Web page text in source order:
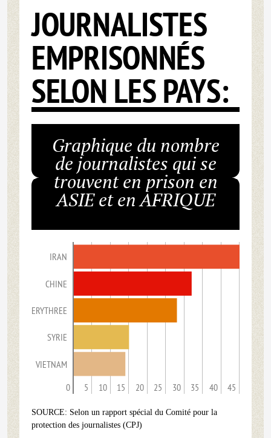
JOURNALISTES
EMPRISONNÉS
SELON LES PAYS:
Graphique du nombre
de journalistes qui se
trouvent en prison en
ASIE et en AFRIQUE
IRAN
CHINE
ERYTHREE
SYRIE
VIETNAM
0 5 10 15 20 25 30 35 40 45
SOURCE: Selon un rapport spécial du Comité pour la
protection des journalistes (CPJ)